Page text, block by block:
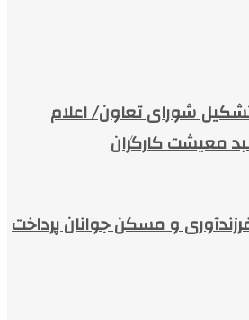
شورای تعاون/ اعلام
معیشت کارگران
و مسکن جوانان پرداخت